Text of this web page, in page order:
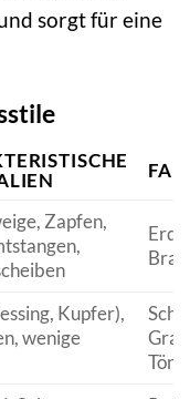
sorgt für eine
Zapfen,
Kupfer),
wenige
Töne